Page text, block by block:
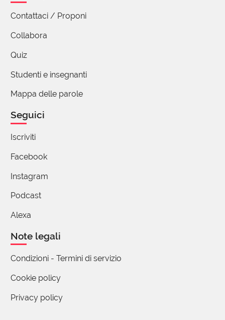
Contattaci / Proponi
Collabora
Quiz
Studenti e insegnanti
Mappa delle parole
Seguici
Iscriviti
Facebook
Instagram
Podcast
Alexa
Note legali
Condizioni - Termini di servizio
Cookie policy
Privacy policy